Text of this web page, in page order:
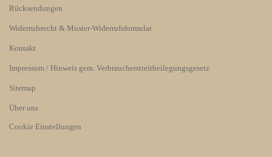
Rücksendungen
Widerrufsrecht & Muster-Widerrufsformular
Kontakt
Impressum / Hinweis gem. Verbraucherstreitbeilegungsgesetz
Sitemap
Über uns
Cookie Einstellungen